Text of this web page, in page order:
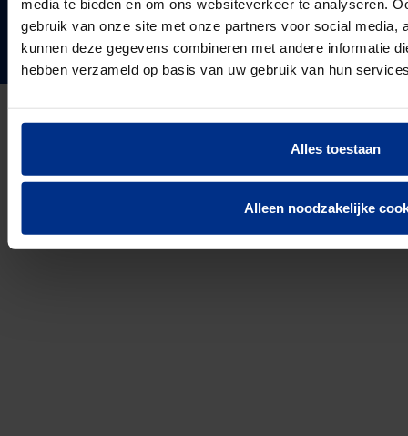
media te bieden en om ons websiteverkeer te analyseren.
gebruik van onze site met onze partners voor social media,
kunnen deze gegevens combineren met andere informatie
hebben verzameld op basis van uw gebruik van hun
Alles toestaan
Alleen noodzakelijke
24 Landen in Europa
3037 Werknemers van Pipelife
Vacatures
Contact
Privacyverklaring Cookie Informatie Disclaimer